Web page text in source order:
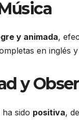
y animada,
en inglés
y
sido positiva,